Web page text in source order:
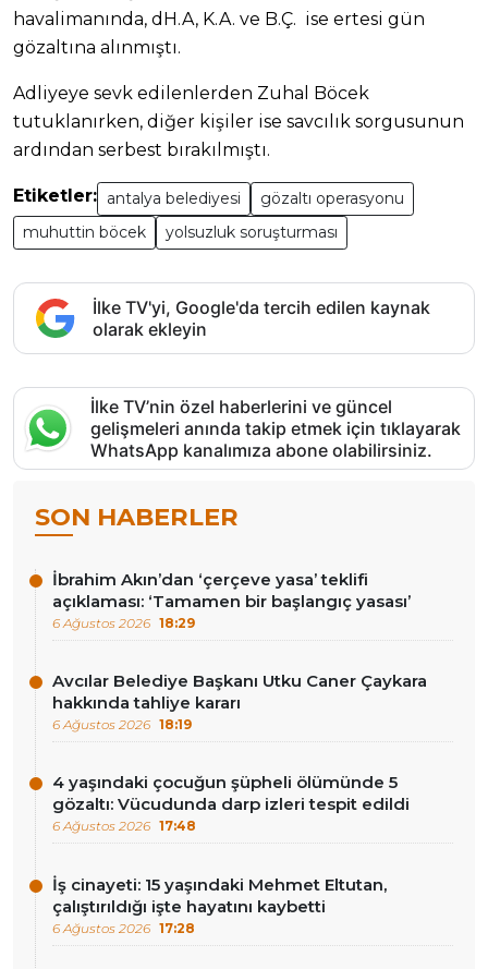
havalimanında, dH.A, K.A. ve B.Ç. ise ertesi gün
gözaltına alınmıştı.
Adliyeye sevk edilenlerden Zuhal Böcek
tutuklanırken, diğer kişiler ise savcılık sorgusunun
ardından serbest bırakılmıştı.
Etiketler: antalya belediyesi
gözaltı operasyonu
muhuttin böcek
yolsuzluk soruşturması
İlke TV'yi, Google'da tercih edilen kaynak
olarak ekleyin
İlke TV’nin özel haberlerini ve güncel
gelişmeleri anında takip etmek için tıklayarak
WhatsApp kanalımıza abone olabilirsiniz.
SON HABERLER
İbrahim Akın’dan ‘çerçeve yasa’ teklifi
açıklaması: ‘Tamamen bir başlangıç yasası’
6 Ağustos 2026 18:29
Avcılar Belediye Başkanı Utku Caner Çaykara
hakkında tahliye kararı
6 Ağustos 2026 18:19
4 yaşındaki çocuğun şüpheli ölümünde 5
gözaltı: Vücudunda darp izleri tespit edildi
6 Ağustos 2026 17:48
İş cinayeti: 15 yaşındaki Mehmet Eltutan,
çalıştırıldığı işte hayatını kaybetti
6 Ağustos 2026 17:28